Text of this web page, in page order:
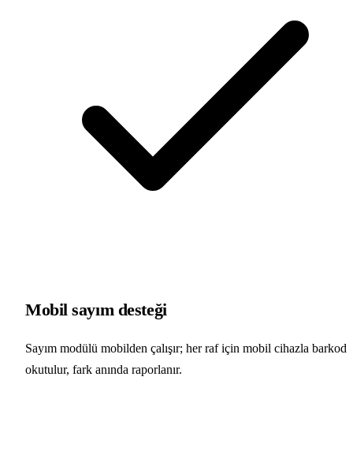
Mobil sayım desteği
Sayım modülü mobilden çalışır; her raf için mobil cihazla barkod
okutulur, fark anında raporlanır.